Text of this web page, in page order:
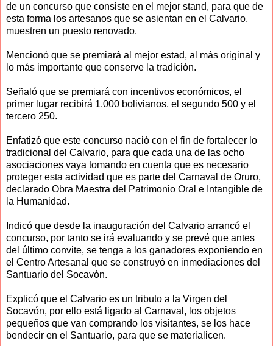
de un concurso que consiste en el mejor stand, para que de
esta forma los artesanos que se asientan en el Calvario,
muestren un puesto renovado.
Mencionó que se premiará al mejor estad, al más original y
lo más importante que conserve la tradición.
Señaló que se premiará con incentivos económicos, el
primer lugar recibirá 1.000 bolivianos, el segundo 500 y el
tercero 250.
Enfatizó que este concurso nació con el fin de fortalecer lo
tradicional del Calvario, para que cada una de las ocho
asociaciones vaya tomando en cuenta que es necesario
proteger esta actividad que es parte del Carnaval de Oruro,
declarado Obra Maestra del Patrimonio Oral e Intangible de
la Humanidad.
Indicó que desde la inauguración del Calvario arrancó el
concurso, por tanto se irá evaluando y se prevé que antes
del último convite, se tenga a los ganadores exponiendo en
el Centro Artesanal que se construyó en inmediaciones del
Santuario del Socavón.
Explicó que el Calvario es un tributo a la Virgen del
Socavón, por ello está ligado al Carnaval, los objetos
pequeños que van comprando los visitantes, se los hace
bendecir en el Santuario, para que se materialicen.